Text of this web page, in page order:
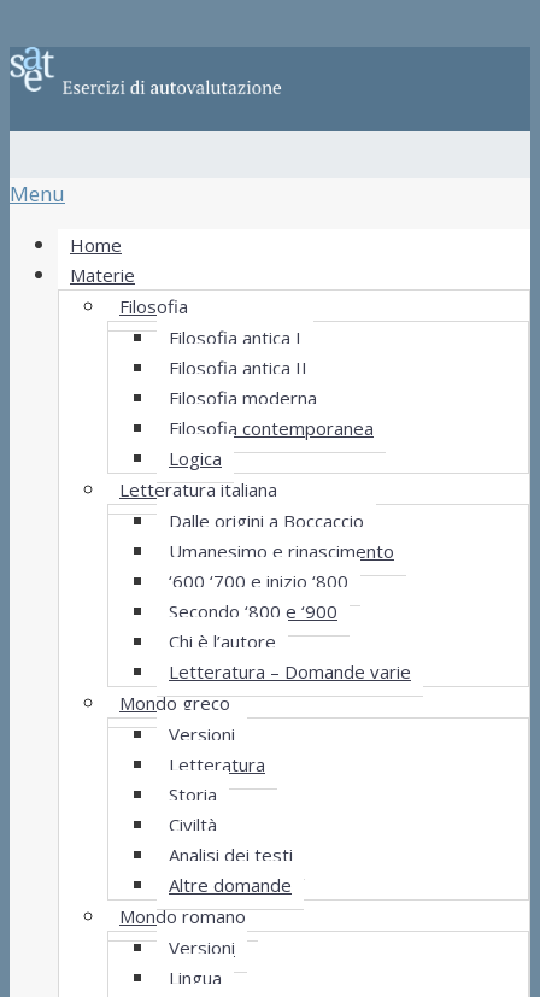
Menu
Home
Materie
Filosofia
Filosofia antica I
Filosofia antica II
Filosofia moderna
Filosofia contemporanea
Logica
Letteratura italiana
Dalle origini a Boccaccio
Umanesimo e rinascimento
‘600 ‘700 e inizio ‘800
Secondo ‘800 e ‘900
Chi è l’autore
Letteratura – Domande varie
Mondo greco
Versioni
Letteratura
Storia
Civiltà
Analisi dei testi
Altre domande
Mondo romano
Versioni
Lingua